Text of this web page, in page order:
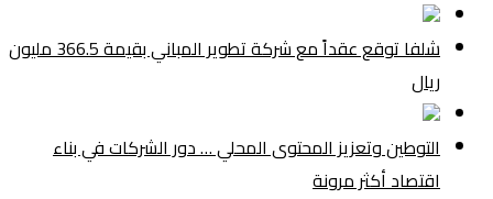
شلفا توقع عقداً مع شركة تطوير المباني بقيمة 366.5 مليون
ريال
التوطين وتعزيز المحتوى المحلي … دور الشركات في بناء
اقتصاد أكثر مرونة